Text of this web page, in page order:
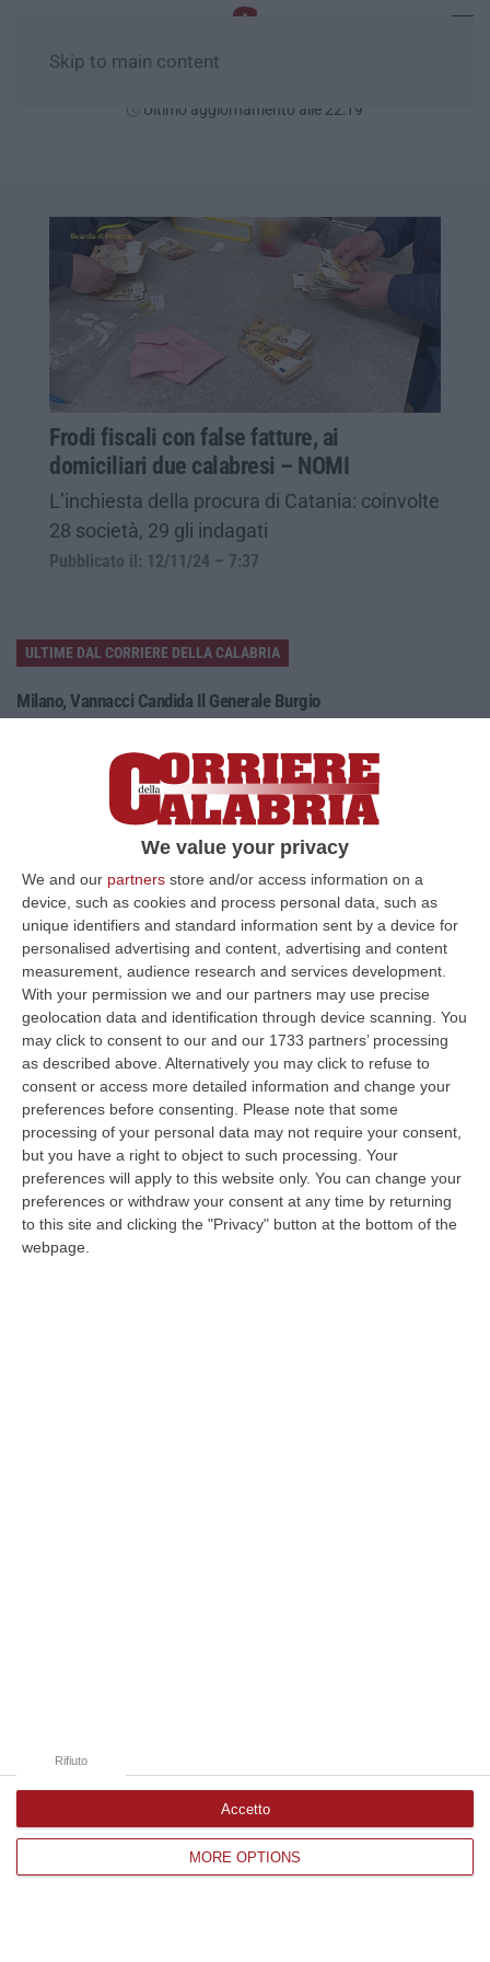
We value your privacy
We and our partners store and/or access information on a
device, such as cookies and process personal data, such as
unique identifiers and standard information sent by a device for
personalised advertising and content, advertising and content
measurement, audience research and services development.
With your permission we and our partners may use precise
geolocation data and identification through device scanning. You
may click to consent to our and our 1733 partners’ processing
as described above. Alternatively you may click to refuse to
consent or access more detailed information and change your
preferences before consenting.
Please note that some
processing of your personal data may not require your consent,
but you have a right to object to such processing. Your
preferences will apply to this website only. You can change your
preferences or withdraw your consent at any time by returning
to this site and clicking the "Privacy" button at the bottom of the
webpage.
MORE OPTIONS
Rifiuto
Accetto
Skip to main content
Ultimo aggiornamento alle 22:19
Frodi fiscali con false fatture, ai
domiciliari due calabresi – NOMI
L’inchiesta della procura di Catania: coinvolte
28 società, 29 gli indagati
Pubblicato il: 12/11/24 – 7:37
ULTIME DAL CORRIERE DELLA CALABRIA
Milano, Vannacci Candida Il Generale Burgio
Milano, Bologna, Roma e Napoli. Ci presenteremo come Futuro
08 Agosto, 22:19
Messina, I “No Ponte” Di Nuovo In Marcia
“MESSINA “Chiediamo che venga chiusa la società Stretto di Messina. La
liquidazione era stata già indicata dal governo Monti nel 2013, e la…
08 Agosto, 21:20
Vinitaly And The City A Reggio: Il Grande Abbraccio Tra Identità
Del Territorio, Storia E Cultura – FOTO
“REGGIO CALABRIA Vinitaly and the City arriva a Reggio Calabria. Dopo il
successo dell’edizione di Sibari, dove la manifestazione ha fatto s…
08 Agosto, 20:47
Pride, La “prima Volta” Dell’onda Arcobaleno A Catanzaro. In
Migliaia In Marcia Per I Diritti E La Libertà – FOTO
“CATANZARO Una prima volta destinata a lasciare un segno nella storia
della città. Catanzaro oggi celebra il suo primo Pride: colori, musica…
08 Agosto, 19:38
Corriere delle Calabria è una testata giornalistica di News&Com S.r.l